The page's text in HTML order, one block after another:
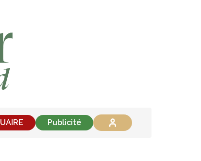
Publicité